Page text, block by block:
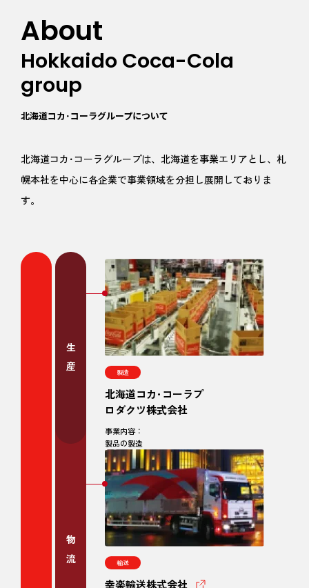
About
Hokkaido Coca-Cola
group
北海道コカ･コーラグループについて
北海道コカ･コーラグループは、北海道を事業エリアとし、札
幌本社を中心に各企業で事業領域を分担し展開しておりま
す。
生産
物流
製造
北海道コカ･コーラプ
ロダクツ株式会社
事業内容：
製品の製造
輸送
幸楽輸送株式会社